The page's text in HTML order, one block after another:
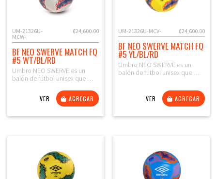
₡24,600.00
UM-21326U-
MCW-
BF NEO SWERVE MATCH FQ
#5 WT/BL/RD
Umbro NEO SWERVE es un
balón de fútbol unisex que …
VER AGREGAR
₡24,600.00
UM-21326U-MCV-
BF NEO SWERVE MATCH FQ
#5 YL/BL/RD
Umbro NEO SWERVE es un
balón de fútbol unisex que …
VER AGREGAR